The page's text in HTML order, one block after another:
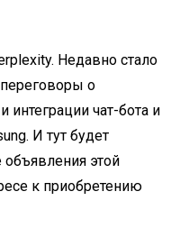
Недавно стало
о
интеграции чат-бота и
И тут будет
этой
к приобретению